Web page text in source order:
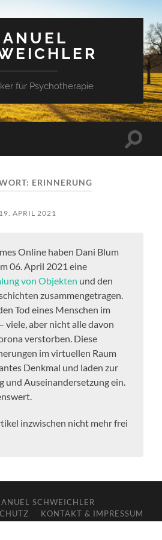
für Psychotherapie
ERINNERUNG
19. APRIL 2021
Online haben Dani Blum
06. April 2021 eine
von Objekten und den
zusammengetragen.
Tod eines Menschen im
viele, aber nicht alle davon
verstorben. Diese
im virtuellen Raum
Denkmal und laden zur
und Auseinandersetzung ein.
inzwischen nicht mehr frei
SCHWEICHLER
KONTAKT & IMPRESSUM